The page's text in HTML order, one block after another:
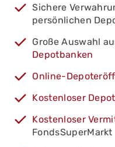
Sichere
persönlichen
Große Auswahl
Depotbanken
Online-
Kostenloser
Kostenloser
FondsSuperMarkt